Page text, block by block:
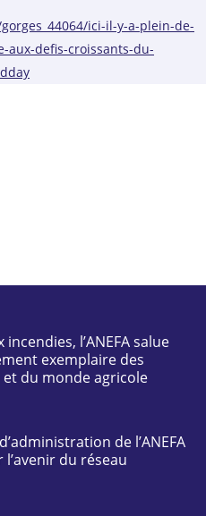
ici-il-y-a-plein-de-
aux-defis-croissants-du-
incendies, l’ANEFA salue
exemplaire des
du monde agricole
de l’ANEFA
l’avenir du réseau